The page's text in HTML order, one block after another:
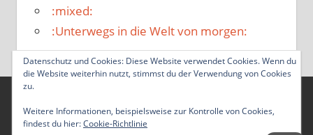
:mixed:
:Unterwegs in die Welt von morgen:
WordPress-Theme: Tortuga von ThemeZee.
Datenschutz und Cookies: Diese Website verwendet Cookies. Wenn du
die Website weiterhin nutzt, stimmst du der Verwendung von Cookies
zu.
Weitere Informationen, beispielsweise zur Kontrolle von Cookies,
findest du hier:Cookie-Richtlinie